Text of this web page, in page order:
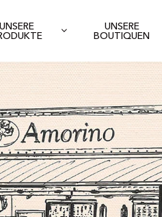
UNSERE
UNSERE
BOUTIQUEN